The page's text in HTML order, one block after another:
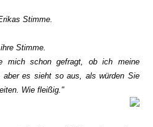
Stimme.
Stimme.
mich schon gefragt, ob ich meine
aber es sieht so aus, als würden Sie
Wie fleißig."